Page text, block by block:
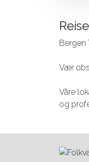
Bergen
Vær
Våre
og